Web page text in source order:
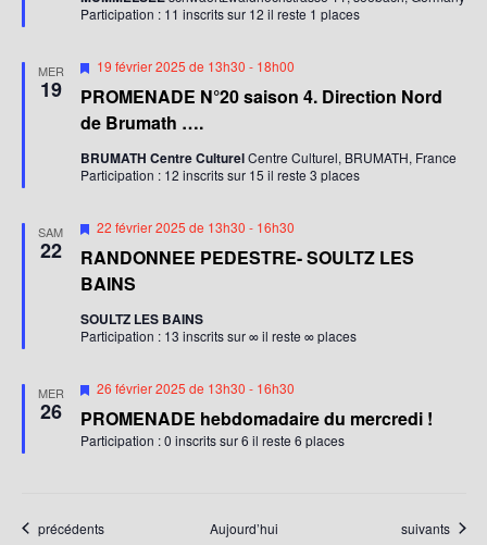
v
a
t
Participation : 11 inscrits sur 12 il reste 1 places
MER
19
PROMENADE N°20 saison 4. Direction Nord
de Brumath ….
M
s
e
n
a
v
a
t
19 février 2025 de 13h30 - 18h00
BRUMATH Centre CulturelCentre Culturel, BRUMATH, France
Participation : 12 inscrits sur 15 il reste 3 places
SAM
22
RANDONNEE PEDESTRE- SOULTZ LES
BAINS
M
s
e
n
a
v
a
t
22 février 2025 de 13h30 - 16h30
SOULTZ LES BAINS
Participation : 13 inscrits sur ∞ il reste ∞ places
MER
26 PROMENADE hebdomadaire du mercredi !
M
s
e
n
26 février 2025 de 13h30 - 16h30
Participation : 0 inscrits sur 6 il reste 6 places
Évènements
précédents Aujourd’hui Évènements
suivants